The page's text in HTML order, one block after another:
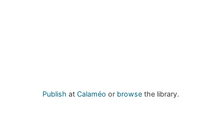
Publish at Calaméo or browsethe library.